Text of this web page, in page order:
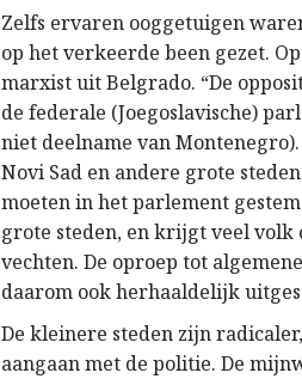
Zelfs ervaren ooggetuigen
op het verkeerde been gezet.
marxist uit Belgrado. “De
de federale (Joegoslavische)
niet deelname van
Novi Sad en andere grote
moeten in het parlement
grote steden, en krijgt veel
vechten. De oproep tot
daarom ook herhaaldelijk
De kleinere steden zijn
aangaan met de politie. De